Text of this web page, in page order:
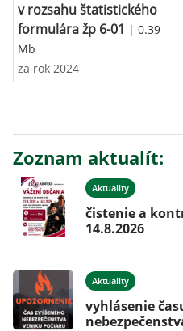
v rozsahu štatistického
formulára žp 6-01 | 0.39
Mb
za rok 2024
Zoznam aktualít:
Aktuality
čistenie a
14.8.2026
Aktuality
vyhlásenie